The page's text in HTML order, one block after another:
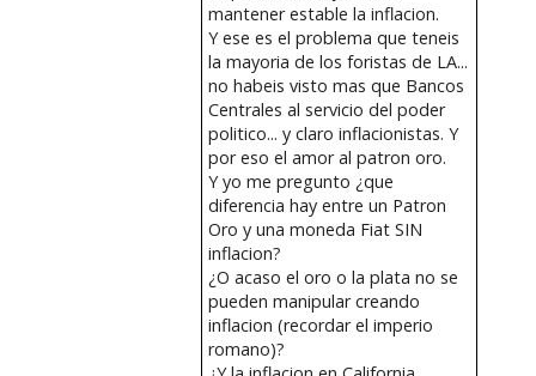
mantener estable la inflacion.
Y ese es el problema que teneis
la mayoria de los foristas de LA...
no habeis visto mas que Bancos
Centrales al servicio del poder
politico... y claro inflacionistas. Y
por eso el amor al patron oro.
Y yo me pregunto ¿que
diferencia hay entre un Patron
Oro y una moneda Fiat SIN
inflacion?
¿O acaso el oro o la plata no se
pueden manipular creando
inflacion (recordar el imperio
romano)?